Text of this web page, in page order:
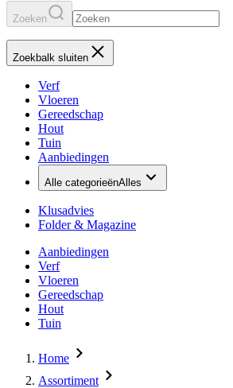
Zoeken
Zoekbalk sluiten
Verf
Vloeren
Gereedschap
Hout
Tuin
Aanbiedingen
Alle categorieënAlles
Klusadvies
Folder & Magazine
Aanbiedingen
Verf
Vloeren
Gereedschap
Hout
Tuin
Home
Assortiment